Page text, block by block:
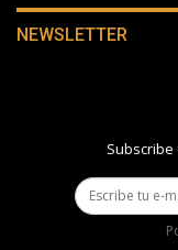
NEWSLETTER